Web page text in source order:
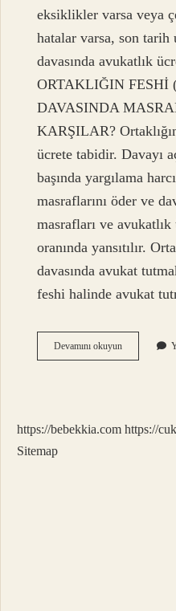
eksiklikler varsa veya
hatalar varsa, son tarih
davasında avukatlık
ORTAKLIĞIN FESHİ
DAVASINDA
KARŞILAR?
ücrete tabidir. Davayı
başında yargılama
masraflarını öder ve
masrafları ve
oranında yansıtılır.
davasında avukat
feshi halinde avukat
Devamını okuyunAvukat
Tutmadan
Açılır
https://bebekkia.com https://
Sitemap